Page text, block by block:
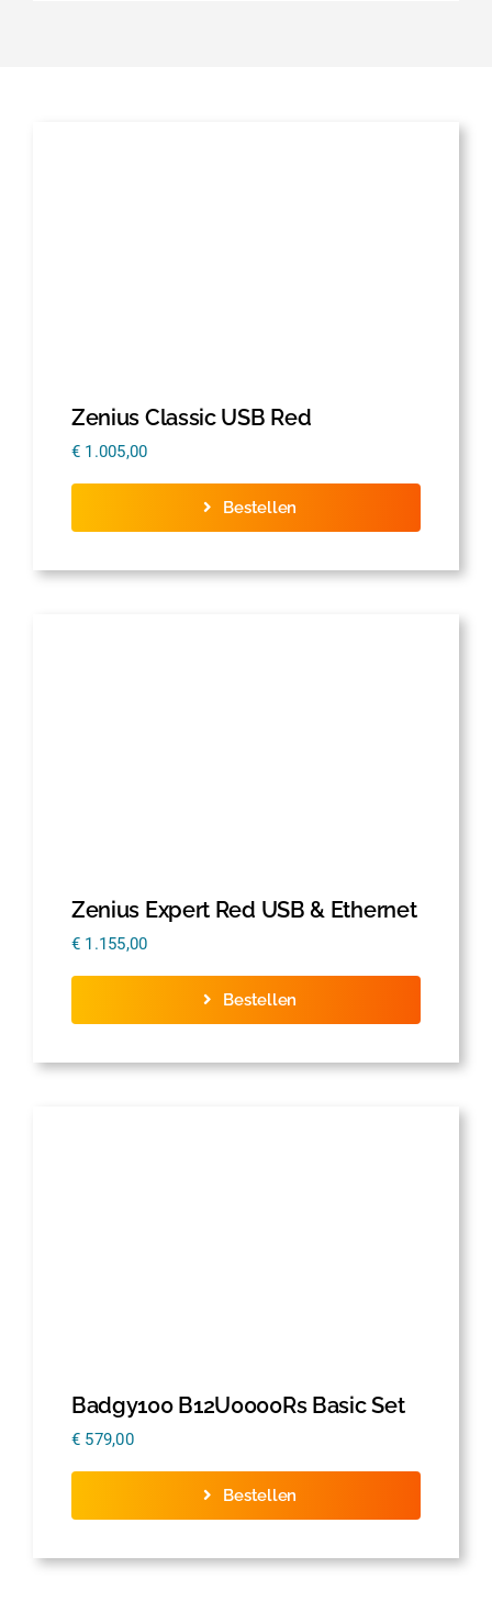
Zenius Classic USB Red
€ 1.005,00
Bestellen
Zenius Expert Red USB & Ethernet
€ 1.155,00
Bestellen
Badgy100 B12U0000Rs Basic Set
€ 579,00
Bestellen